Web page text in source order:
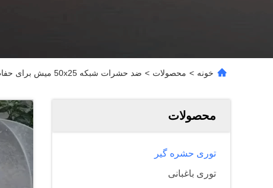
خونه > محصولات > ضد حشرات شبکه 50x25 میش برای حفاظت از گلخانه کشاورزی
محصولات
توری حشره گیر
توری باغبانی